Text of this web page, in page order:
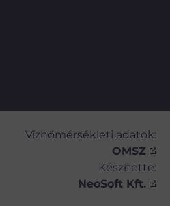
Vízhőmérsékleti adatok:
OMSZ
Készítette:
NeoSoft Kft.